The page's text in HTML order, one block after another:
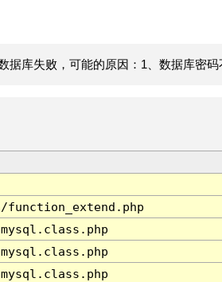
据库失败，可能的原因：1、数据库密码